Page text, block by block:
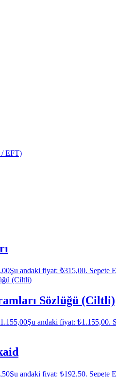
/ EFT)
Şu andaki fiyat: ₺315,00. Sepete
Sözlüğü (Ciltli)
1.155,00Şu andaki fiyat: ₺1.155,00.
Şu andaki fiyat: ₺192,50. Sepete